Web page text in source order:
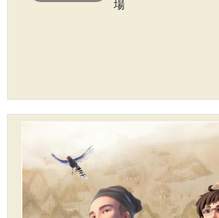
場